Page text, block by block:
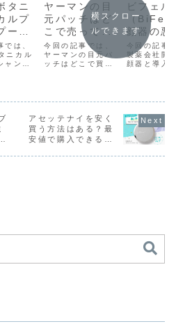
タニ
ルプ
ーの
こ
感は
？
では、
ニカル
ャンプ
シャン
、どん
あるの
方は是
てくだ
ヤーマンの目
元パッチはど
こで売ってい
る？一番安く
買えるのはど
こ？
今回の記事では、
ヤーマンの目元パ
ッチはどこで買え
からヤーマンの目
たいけど、どこで
買えるのか気にな
る方は是非読んで
みてくださいね。
ビフェル
（BiFel
顔器の悪
コミ~良
判まで調
ます！
今回の記事
製薬会社開
顔器と導入
しました。
したいけど
ミが気にな
是非読んで
ださいね。
横スクロー
ルできます
アセッテナイを安く
買う方法はある？最
安値で購入できるの